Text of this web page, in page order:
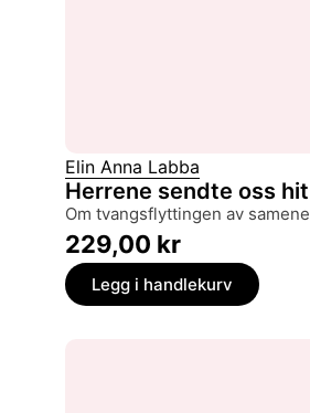
Elin Anna Labba
Herrene sendte oss hit
om tvangsflyttingen av samene
229,00 kr
Legg i handlekurv